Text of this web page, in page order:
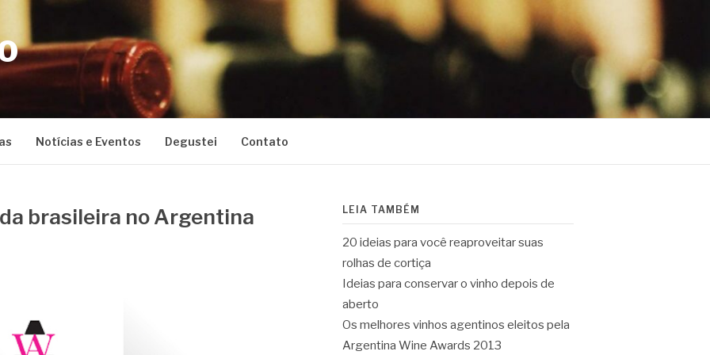
Notícias e Eventos Degustei Contato
brasileira no Argentina
LEIA TAMBÉM
20 ideias para você reaproveitar suas
rolhas de cortiça
Ideias para conservar o vinho depois de
aberto
Os melhores vinhos agentinos eleitos pela
Argentina Wine Awards 2013